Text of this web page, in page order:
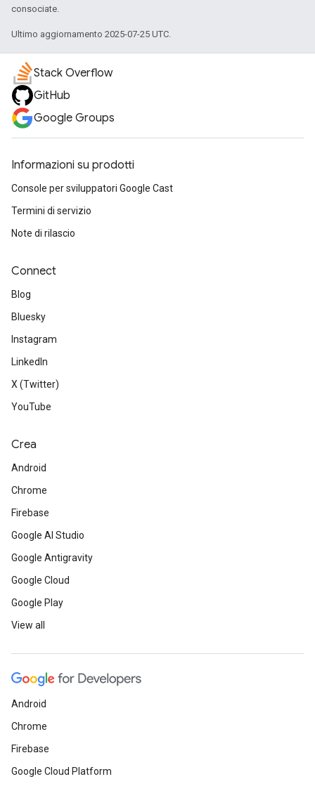
consociate.
Ultimo aggiornamento 2025-07-25 UTC.
Stack Overflow
GitHub
Google Groups
Informazioni su prodotti
Console per sviluppatori Google Cast
Termini di servizio
Note di rilascio
Connect
Blog
Bluesky
Instagram
LinkedIn
X (Twitter)
YouTube
Crea
Android
Chrome
Firebase
Google AI Studio
Google Antigravity
Google Cloud
Google Play
View all
Android
Chrome
Firebase
Google Cloud Platform